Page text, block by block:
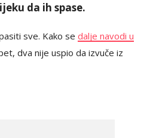
da ih spase.
sve. Kako se dalje navodi u
dva nije uspio da izvuče iz